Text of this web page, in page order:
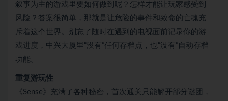
叙事为主的游戏里要如何做到呢？怎样才能让玩家感受到
风险？答案很简单，那就是让危险的事件和致命的亡魂充
斥着这个世界。别忘了随时在遇到的电视面前记录你的游
戏进度，中兴大厦里“没有”任何存档点，也“没有”自动存档
功能。
重复游玩性
《Sense》充满了各种秘密，首次通关只能解开部分谜团，